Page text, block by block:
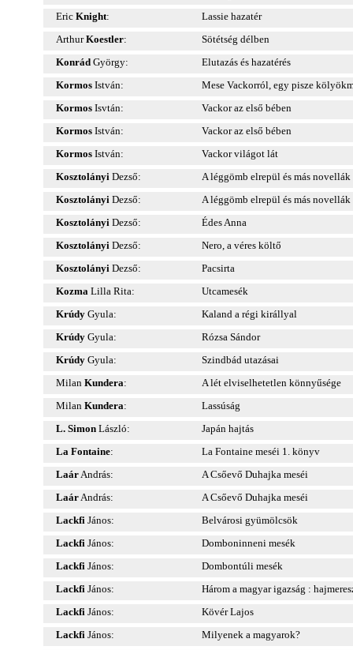
Eric Knight:
Lassie hazatér
ArthurKoestler:
Sötétség délben
Konrád György:
Elutazás és hazatérés
Kormos István:
Mese Vackorról, egy pisze
Kormos Isvtán:
Vackor az első bében
Kormos István:
Vackor az első bében
Kormos István:
Vackor világot lát
Kosztolányi Dezső:
A léggömb elrepül és más novellák
Kosztolányi Dezső:
A léggömb elrepül és más novellák
Kosztolányi Dezső:
Édes Anna
Kosztolányi Dezső:
Nero, a véres költő
Kosztolányi Dezső:
Pacsirta
Kozma Lilla Rita:
Utcamesék
Krúdy Gyula:
Kaland a régi királlyal
Krúdy Gyula:
Rózsa Sándor
Krúdy Gyula:
Szindbád utazásai
Milan Kundera:
A lét elviselhetetlen könnyűsége
Milan Kundera:
Lassúság
L. Simon László:
Japán hajtás
La Fontaine:
La Fontaine meséi 1. könyv
LaárAndrás:
A Csőevő Duhajka meséi
LaárAndrás:
A Csőevő Duhajka meséi
Lackfi János:
Belvárosi gyümölcsök
Lackfi János:
Domboninneni mesék
Lackfi János:
Dombontúli mesék
Lackfi János:
Három a magyar igazság :
Lackfi János:
Kövér Lajos
Lackfi János:
Milyenek a magyarok?